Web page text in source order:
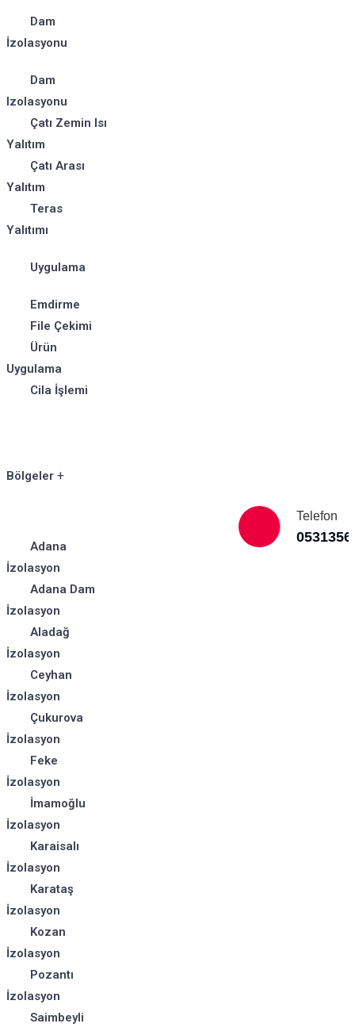
Dam
İzolasyonu
Dam
Izolasyonu
Çatı Zemin Isı
Yalıtım
Çatı Arası
Yalıtım
Teras
Yalıtımı
Uygulama
Emdirme
File Çekimi
Ürün
Uygulama
Cila İşlemi
Bölgeler
Adana
İzolasyon
Adana Dam
İzolasyon
Aladağ
İzolasyon
Ceyhan
İzolasyon
Çukurova
İzolasyon
Feke
İzolasyon
İmamoğlu
İzolasyon
Karaisalı
İzolasyon
Karataş
İzolasyon
Kozan
İzolasyon
Pozantı
İzolasyon
Saimbeyli
Telefon